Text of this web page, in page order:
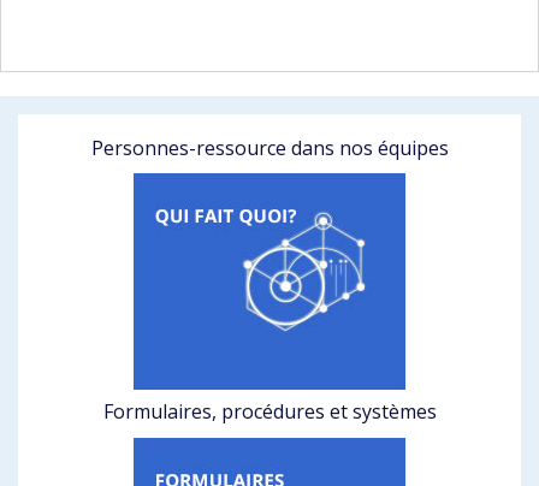
Personnes-ressource dans nos équipes
Formulaires, procédures et systèmes